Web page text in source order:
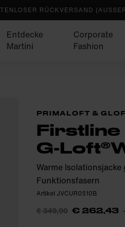
RÜCKVERSAND
Entdecke
Martini
Corporate
Fashion
PRIMALOFT &
Firstline
G-
Warme
Funktionsfasern
Artikel JVCUR0510B
€ 349,90 € 262,43